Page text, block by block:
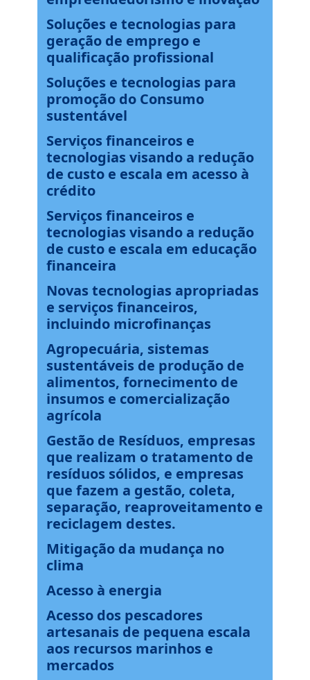
Soluções e tecnologias para
geração de emprego e
qualificação profissional
Soluções e tecnologias para
promoção do Consumo
sustentável
Serviços financeiros e
tecnologias visando a redução
de custo e escala em acesso à
crédito
Serviços financeiros e
tecnologias visando a redução
de custo e escala em educação
financeira
Novas tecnologias apropriadas
e serviços financeiros,
incluindo microfinanças
Agropecuária, sistemas
sustentáveis de produção de
alimentos, fornecimento de
insumos e comercialização
agrícola
Gestão de Resíduos, empresas
que realizam o tratamento de
resíduos sólidos, e empresas
que fazem a gestão, coleta,
separação, reaproveitamento e
reciclagem destes.
Mitigação da mudança no
clima
Acesso à energia
Acesso dos pescadores
artesanais de pequena escala
aos recursos marinhos e
mercados